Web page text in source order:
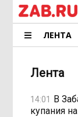
ЛЕНТА
Лента
14:01 В
купания